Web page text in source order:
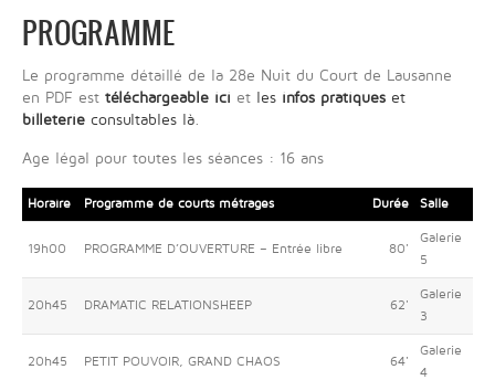
PROGRAMME
Le programme détaillé de la 28e Nuit du Court de Lausanne
en PDF est téléchargeable ici et les infos pratiques et
billeterie consultables là.
Age légal pour toutes les séances : 16 ans
Horaire Programme de courts métrages Durée Salle
19h00 PROGRAMME D’OUVERTURE – Entrée libre 80'
Galerie
5
20h45 DRAMATIC RELATIONSHEEP 62'
Galerie
3
20h45 PETIT POUVOIR, GRAND CHAOS 64'
Galerie
4